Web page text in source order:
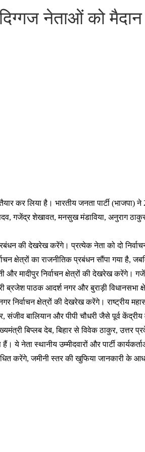
नेताओं को मैदान
कर लिया है। भारतीय जनता पार्टी
गजेंद्र शेखावत, मनसुख मंडाविया, अनुराग
की देखरेख करेंगे। प्रत्येक नेता को दो
क्षेत्रों का राजनीतिक प्रबंधन सौंपा गया है,
और मादीपुर निर्वाचन क्षेत्रों की देखरेख
ब्रजेश पाठक आदर्श नगर और बुराड़ी
निर्वाचन क्षेत्रों की देखरेख करेंगे। राष्ट्रीय
संजीव बालियान और पीपी चौधरी जैसे पूर्व
बिप्लब देब, बिहार से विवेक ठाकुर,
हैं। ये नेता स्थानीय उम्मीदवारों और पार्टी
करेंगे, जमीनी स्तर की खुफिया जानकारी के